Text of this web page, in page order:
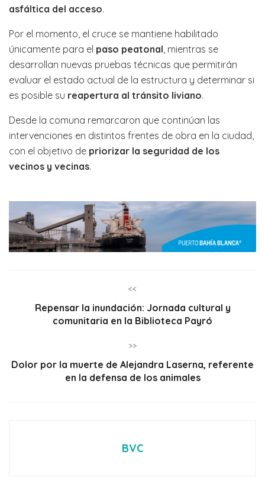
asfáltica del acceso.
Por el momento, el cruce se mantiene habilitado
únicamente para el paso peatonal , mientras se
desarrollan nuevas pruebas técnicas que permitirán
evaluar el estado actual de la estructura y determinar si
es posible su reapertura al tránsito liviano.
Desde la comuna remarcaron que continúan las
intervenciones en distintos frentes de obra en la ciudad,
con el objetivo de priorizar la seguridad de los
vecinos y vecinas.
<<
Repensar la inundación: Jornada cultural y
comunitaria en la Biblioteca Payró
>>
Dolor por la muerte de Alejandra Laserna, referente
en la defensa de los animales
BVC